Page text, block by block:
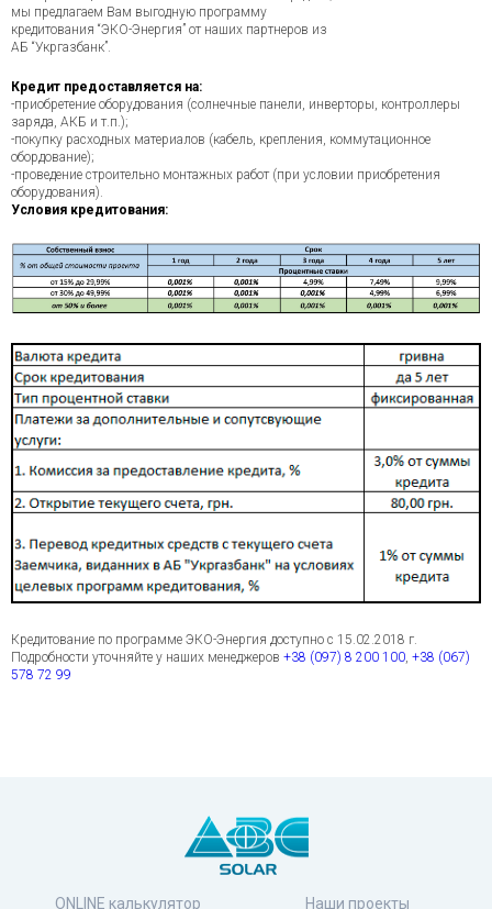
мы предлагаем Вам выгодную программу
кредитования “ЭКО-Энергия” от наших партнеров из
АБ “Укргазбанк”.
Кредит предоставляется на:
-приобретение оборудования (солнечные панели, инверторы, контроллеры
заряда, АКБ и т.п.);
-покупку расходных материалов (кабель, крепления, коммутационное
обордование);
-проведение строительно монтажных работ (при условии приобретения
оборудования).
Условия кредитования:
Кредитование по программе ЭКО-Энергия доступно с 15.02.2018 г.
Подробности уточняйте у наших менеджеров +38 (097) 8 200 100, +38 (067)
578 72 99
ONLINE калькулятор Наши проекты